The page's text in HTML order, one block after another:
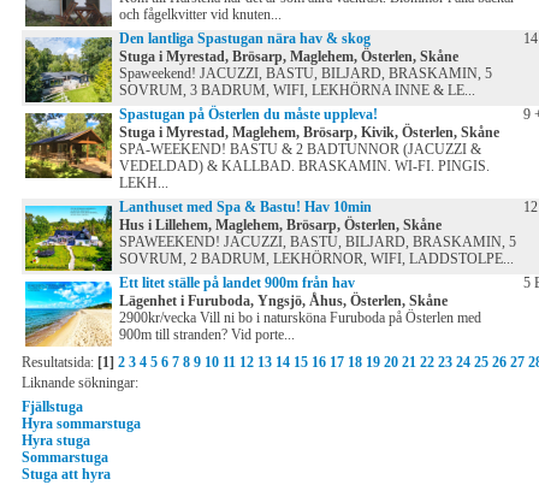
och fågelkvitter vid knuten...
Den lantliga Spastugan nära hav & skog
Stuga i Myrestad, Brösarp, Maglehem, Österlen, Skåne
Spaweekend! JACUZZI, BASTU, BILJARD, BRASKAMIN, 5
SOVRUM, 3 BADRUM, WIFI, LEKHÖRNA INNE & LE...
Spastugan på Österlen du måste uppleva!
Stuga i Myrestad, Maglehem, Brösarp, Kivik, Österlen, Skåne
SPA-WEEKEND! BASTU & 2 BADTUNNOR (JACUZZI &
VEDELDAD) & KALLBAD. BRASKAMIN. WI-FI. PINGIS.
LEKH...
9
Lanthuset med Spa & Bastu! Hav 10min
Hus i Lillehem, Maglehem, Brösarp, Österlen, Skåne
SPAWEEKEND! JACUZZI, BASTU, BILJARD, BRASKAMIN, 5
SOVRUM, 2 BADRUM, LEKHÖRNOR, WIFI, LADDSTOLPE...
Ett litet ställe på landet 900m från hav
Lägenhet i Furuboda, Yngsjö, Åhus, Österlen, Skåne
2900kr/vecka Vill ni bo i natursköna Furuboda på Österlen med
900m till stranden? Vid porte...
5
Resultatsida: [1] 2 3 4 5 6 7 8 9 10 11 12 13 14 15 16 17 18 19 20 21 22 23 24 25 26 27
Liknande sökningar:
Fjällstuga
Hyra sommarstuga
Hyra stuga
Sommarstuga
Stuga att hyra